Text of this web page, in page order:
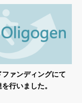
ファンディングにて
行いました。